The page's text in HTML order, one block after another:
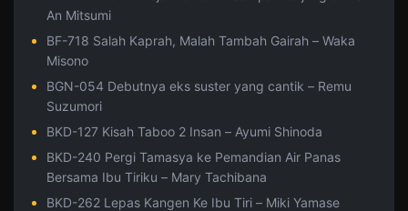
An Mitsumi
BF-718 Salah Kaprah, Malah Tambah Gairah – Waka
Misono
BGN-054 Debutnya eks suster yang cantik – Remu
Suzumori
BKD-127 Kisah Taboo 2 Insan – Ayumi Shinoda
BKD-240 Pergi Tamasya ke Pemandian Air Panas
Bersama Ibu Tiriku – Mary Tachibana
BKD-262 Lepas Kangen Ke Ibu Tiri – Miki Yamase